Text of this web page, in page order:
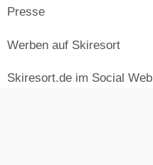
Presse
Werben auf Skiresort
Skiresort.de im Social Web